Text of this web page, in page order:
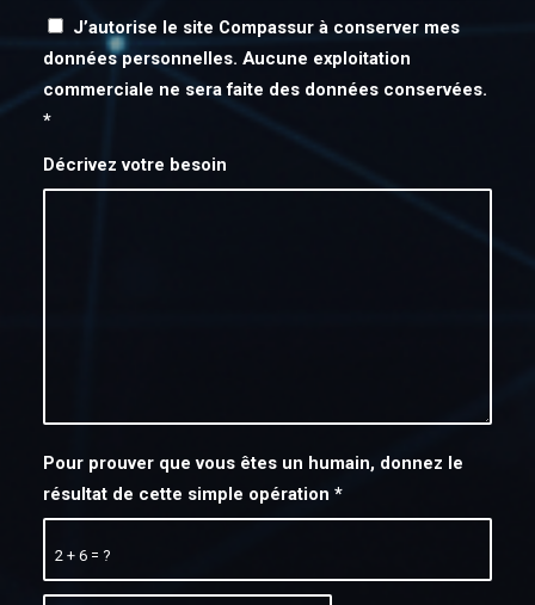
J’autorise le site Compassur à conserver mes
données personnelles. Aucune exploitation
commerciale ne sera faite des données conservées.
*
Décrivez votre besoin
2 + 6 = ?
Pour prouver que vous êtes un humain, donnez le
résultat de cette simple opération *